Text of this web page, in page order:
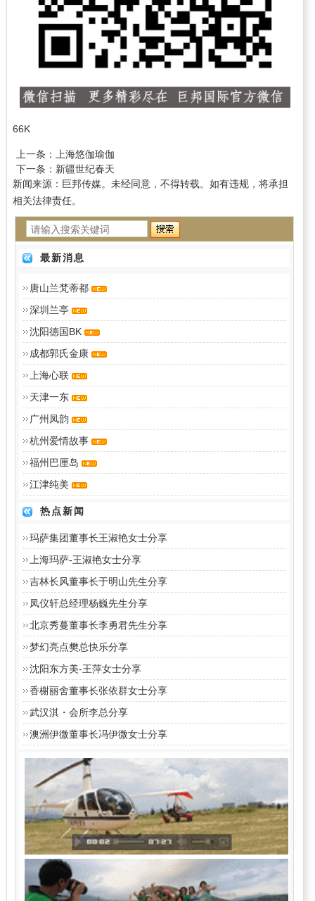
66K
上一条：上海悠伽瑜伽
下一条： 新疆世纪春天
新闻来源：巨邦传媒。未经同意，不得转载。如有违规，将承担
相关法律责任。
最新消息
唐山兰梵蒂都
深圳兰亭
沈阳德国BK
成都郭氏金康
上海心联
天津一东
广州凤韵
杭州爱情故事
福州巴厘岛
江津纯美
热点新闻
玛萨集团董事长王淑艳女士分享
上海玛萨-王淑艳女士分享
吉林长风董事长于明山先生分享
凤仪轩总经理杨巍先生分享
北京秀蔓董事长李勇君先生分享
梦幻亮点樊总快乐分享
沈阳东方美-王萍女士分享
香榭丽舍董事长张依群女士分享
武汉淇・会所李总分享
澳洲伊微董事长冯伊微女士分享